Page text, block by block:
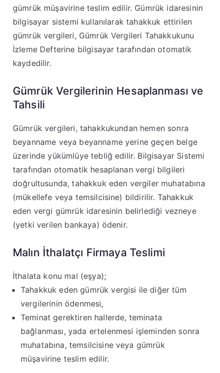
gümrük müşavirine teslim edilir. Gümrük idaresinin
bilgisayar sistemi kullanılarak tahakkuk ettirilen
gümrük vergileri, Gümrük Vergileri Tahakkukunu
İzleme Defterine bilgisayar tarafından otomatik
kaydedilir.
Gümrük Vergilerinin Hesaplanması ve
Tahsili
Gümrük vergileri, tahakkukundan hemen sonra
beyanname veya beyanname yerine geçen belge
üzerinde yükümlüye tebliğ edilir. Bilgisayar Sistemi
tarafından otomatik hesaplanan vergi bilgileri
doğrultusunda, tahakkuk eden vergiler muhatabına
(mükellefe veya temsilcisine) bildirilir. Tahakkuk
eden vergi gümrük idaresinin belirlediği vezneye
(yetki verilen bankaya) ödenir.
Malın İthalatçı Firmaya Teslimi
İthalata konu mal (eşya);
Tahakkuk eden gümrük vergisi ile diğer tüm
vergilerinin ödenmesi,
Teminat gerektiren hallerde, teminata
bağlanması, yada ertelenmesi işleminden sonra
muhatabına, temsilcisine veya gümrük
müşavirine teslim edilir.